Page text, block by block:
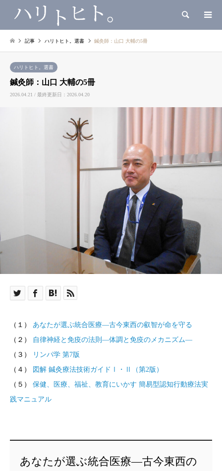
検索
記事 ハリトヒト。選書 鍼灸師：山口 大輔の5冊
ハリトヒト。選書
鍼灸師：山口 大輔の5冊
2026.04.21 / 最終更新日：2026.04.20
（１） あなたが選ぶ統合医療―古今東西の叡智が命を守る
（２）
自律神経と免疫の法則―体調と免疫のメカニズム―
（３）
リンパ学 第7版
（４）
図解 鍼灸療法技術ガイドⅠ・Ⅱ（第2版）
（５） 保健、医療、福祉、教育にいかす 簡易型認知行動療法実
践マニュアル
あなたが選ぶ統合医療―古今東西の